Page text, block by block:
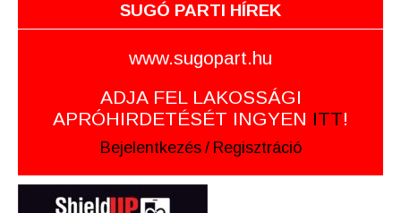
SUGÓ PARTI HÍREK
www.sugopart.hu
ADJA FEL LAKOSSÁGI
APRÓHIRDETÉSÉT INGYEN ITT!
Bejelentkezés / Regisztráció